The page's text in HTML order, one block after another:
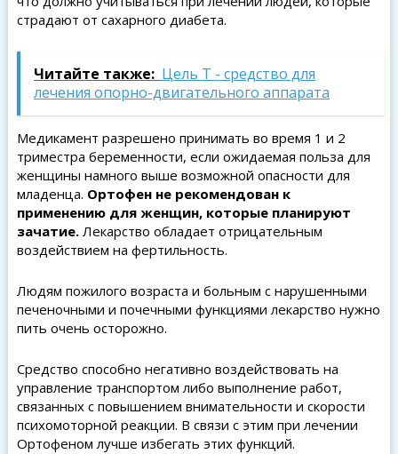
страдают от сахарного диабета.
Читайте также: Цель Т - средство для
лечения опорно-двигательного аппарата
Медикамент разрешено принимать во время 1 и 2
триместра беременности, если ожидаемая польза для
женщины намного выше возможной опасности для
младенца. Ортофен не рекомендован к
применению для женщин, которые планируют
зачатие.Лекарство обладает отрицательным
воздействием на фертильность.
Людям пожилого возраста и больным с нарушенными
печеночными и почечными функциями лекарство нужно
пить очень осторожно.
Средство способно негативно воздействовать на
управление транспортом либо выполнение работ,
связанных с повышением внимательности и скорости
психомоторной реакции. В связи с этим при лечении
Ортофеном лучше избегать этих функций.